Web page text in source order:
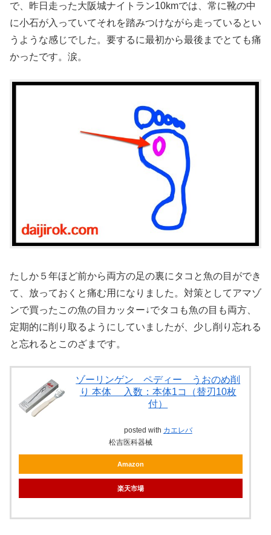
で、昨日走った大阪城ナイトラン10kmでは、常に靴の中
に小石が入っていてそれを踏みつけながら走っているとい
うような感じでした。要するに最初から最後までとても痛
かったです。涙。
たしか５年ほど前から両方の足の裏にタコと魚の目ができ
て、放っておくと痛む用になりました。対策としてアマゾ
ンで買ったこの魚の目カッター↓でタコも魚の目も両方、
定期的に削り取るようにしていましたが、少し削り忘れる
と忘れるとこのざまです。
ゾーリンゲン ペディー うおのめ削
り 本体 入数：本体1コ（替刃10枚
付）
posted with カエレバ
松吉医科器械
Amazon
楽天市場